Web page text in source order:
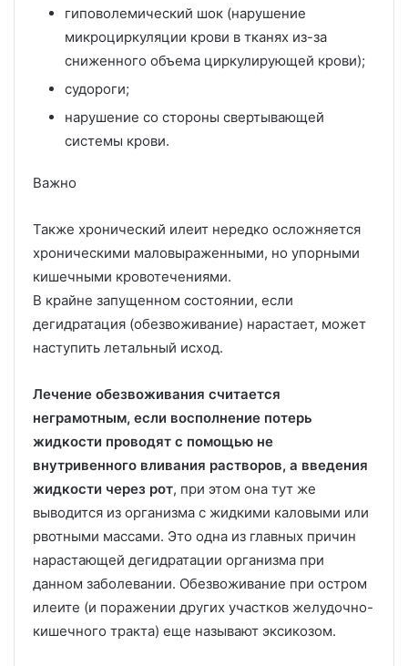
гиповолемический шок (нарушение
микроциркуляции крови в тканях из-за
сниженного объема циркулирующей крови);
судороги;
нарушение со стороны свертывающей
системы крови.
Важно
Также хронический илеит нередко осложняется
хроническими маловыраженными, но упорными
кишечными кровотечениями.
В крайне запущенном состоянии, если
дегидратация (обезвоживание) нарастает, может
наступить летальный исход.
Лечение обезвоживания считается
неграмотным, если восполнение потерь
жидкости проводят с помощью не
внутривенного вливания растворов, а введения
жидкости через рот, при этом она тут же
выводится из организма с жидкими каловыми или
рвотными массами. Это одна из главных причин
нарастающей дегидратации организма при
данном заболевании. Обезвоживание при остром
илеите (и поражении других участков желудочно-
кишечного тракта) еще называют эксикозом.